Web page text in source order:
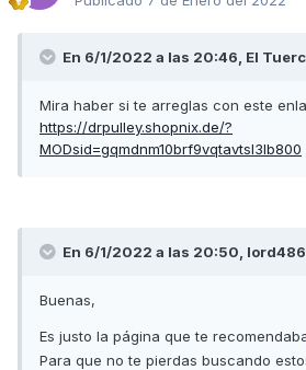
En 6/1/2022 a las 20:46, El
Mira haber si te arreglas con este
https://drpulley.shopnix.de/?
MODsid=gqmdnm10brf9vqtavtsl3lb800
En 6/1/2022 a las 20:50, lord486
Buenas,
Es justo la página que te
Para que no te pierdas buscando